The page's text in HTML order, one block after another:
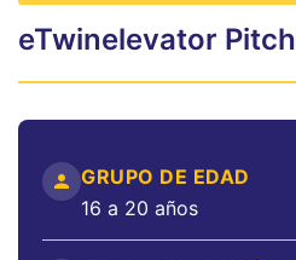
eTwinelevator Pitch
GRUPO DE EDAD
16 a 20 años